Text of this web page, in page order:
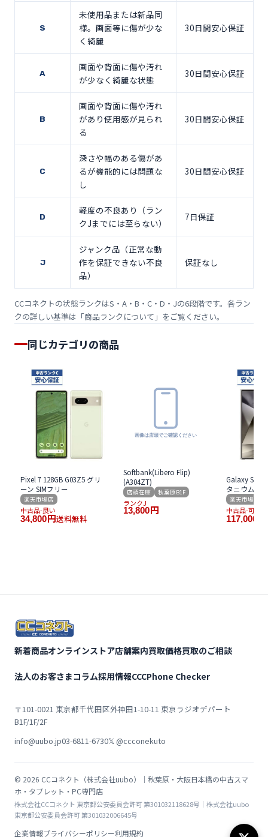
S
未使用品または新品同
様。画面等に傷が少な
く綺麗
30日間安心保証
A
画面や背面に傷や汚れ
が少なく綺麗な状態
30日間安心保証
B
画面や背面に傷や汚れ
があり使用感が見られ
る
30日間安心保証
C
深さや幅のある傷があ
るが機能的には問題な
し
30日間安心保証
D
軽度の不良あり（ラン
クJまでには至らない）
7日保証
J
ジャンク品（正常な動
作を保証できない不良
品）
保証なし
CCコネクトの状態ランクはS・A・B・C・D・Jの6段階です。各ラン
クの詳しい基準は「商品ランクについて 」をご覧ください。
同じカテゴリの商品
Pixel 7 128GB G03Z5 グリ
ーン SIMフリー
楽天市場店
中古品-良い
34,800 円送料無料
Softbank(Libero Flip)
(A304ZT)
店頭在庫 秋葉原B1F
ランクJ
13,800 円
Galaxy S24
タニウム グ
楽天市場店
中古品-可
117,000
新着商品オンラインストア店舗案内買取価格買取のご相談
法人のお客さまコラム採用情報CCCPhone Checker
〒101-0021 東京都千代田区外神田1-10-11 東京ラジオデパート
B1F/1F/2F
info@uubo.jp03-6811-6730𝕏 @ccconekuto
© 2026 CCコネクト（株式会社uubo）｜秋葉原・大阪日本橋の中古スマ
ホ・タブレット・PC専門店
株式会社CCコネクト 東京都公安委員会許可 第301032118628号｜株式会社uubo
東京都公安委員会許可 第301032006645号
企業情報プライバシーポリシー利用規約